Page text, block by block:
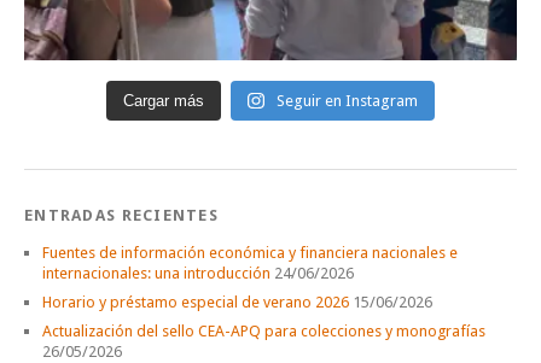
Cargar más Seguir en Instagram
ENTRADAS RECIENTES
Fuentes de información económica y financiera nacionales e
internacionales: una introducción 24/06/2026
Horario y préstamo especial de verano 2026 15/06/2026
Actualización del sello CEA-APQ para colecciones y monografías
26/05/2026